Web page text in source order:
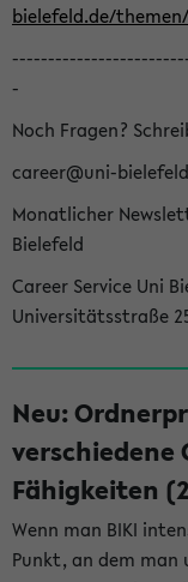
bielefeld.de/
-
Noch Fragen?
career@uni-
Monatlicher
Bielefeld
Career Service Uni
Universitätsstraße
Neu:
verschiedene
Fähigkeiten
Wenn man BIKI
Punkt, an dem man